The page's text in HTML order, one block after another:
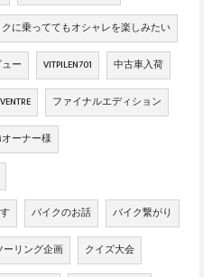
に乗っててもオシャレを楽しみたい
ー VITPILEN701 中古車入荷
ファイナルエディション
オーナー様
バイクのお話 バイク繋がり
ーリング企画 クイズ大会